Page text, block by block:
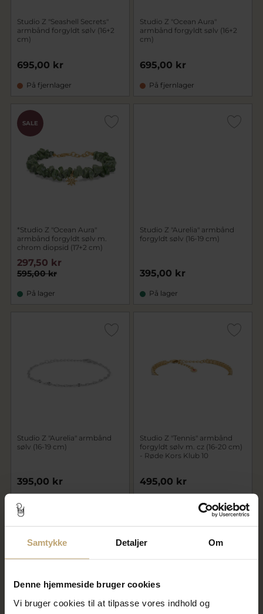
Samtykke Detaljer Om
Denne hjemmeside bruger cookies
Vi bruger cookies til at tilpasse vores indhold og
Studio Z "Seashell Secrets"
armbånd forgyldt sølv (16+2
cm)
695,00 kr
På fjernlager
Studio Z "Ocean Aura"
armbånd forgyldt sølv (16+2
cm)
695,00 kr
På fjernlager
SALE
*Studio Z "Ocean Aura"
armbånd forgyldt sølv m.
chrom diopsid (17+2 cm)
595,00 kr
297,50 kr
På lager
Studio Z "Aurelia" armbånd
forgyldt sølv (16-19 cm)
395,00 kr
På lager
Studio Z "Aurelia" armbånd
sølv (16-19 cm)
395,00 kr
Studio Z "Tennis" armbånd
forgyldt sølv m. cz (16-20 cm)
- Røde Kors Klub 10
495,00 kr